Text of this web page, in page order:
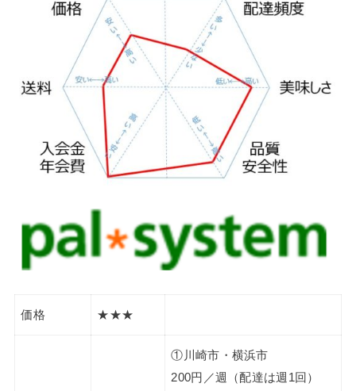
価格 ★★★
①川崎市・横浜市
200円／週（配達は週1回）